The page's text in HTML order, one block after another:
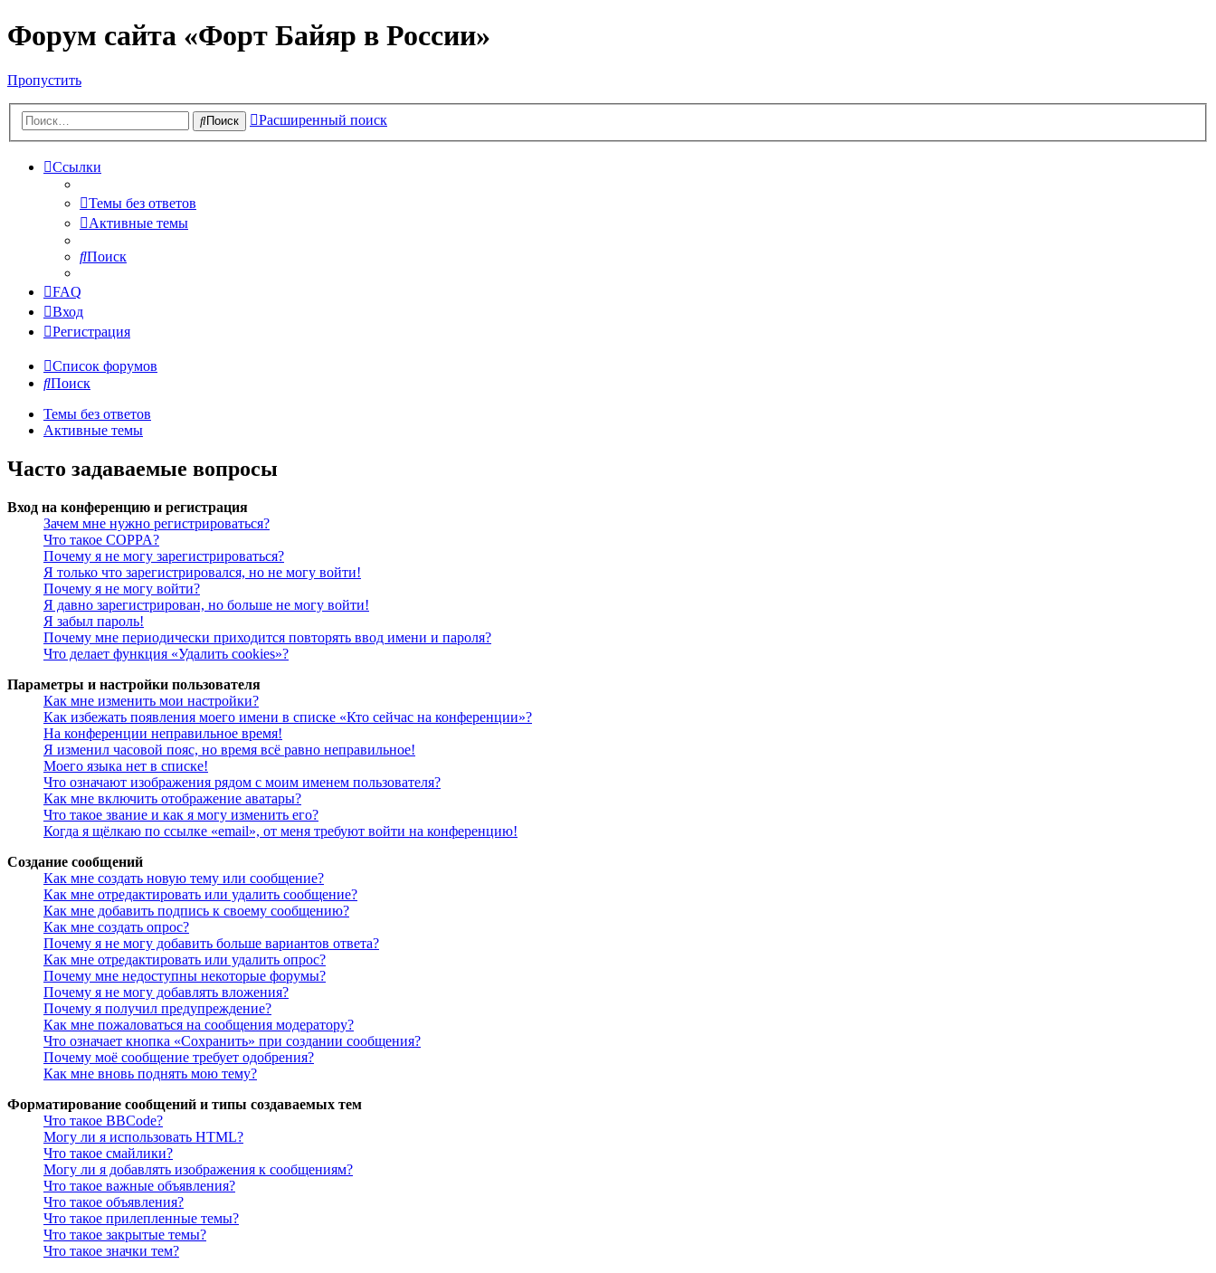
Форум сайта «Форт Байяр в России»
Пропустить
Поиск Расширенный поиск
Ссылки
Темы без ответов
Активные темы
Поиск
FAQ
Вход
Регистрация
Список форумов
Поиск
Темы без ответов
Активные темы
Часто задаваемые вопросы
Вход на конференцию и регистрация
Зачем мне нужно регистрироваться?
Что такое COPPA?
Почему я не могу зарегистрироваться?
Я только что зарегистрировался, но не могу войти!
Почему я не могу войти?
Я давно зарегистрирован, но больше не могу войти!
Я забыл пароль!
Почему мне периодически приходится повторять ввод имени и пароля?
Что делает функция «Удалить cookies»?
Параметры и настройки пользователя
Как мне изменить мои настройки?
Как избежать появления моего имени в списке «Кто сейчас на конференции»?
На конференции неправильное время!
Я изменил часовой пояс, но время всё равно неправильное!
Моего языка нет в списке!
Что означают изображения рядом с моим именем пользователя?
Как мне включить отображение аватары?
Что такое звание и как я могу изменить его?
Когда я щёлкаю по ссылке «email», от меня требуют войти на конференцию!
Создание сообщений
Как мне создать новую тему или сообщение?
Как мне отредактировать или удалить сообщение?
Как мне добавить подпись к своему сообщению?
Как мне создать опрос?
Почему я не могу добавить больше вариантов ответа?
Как мне отредактировать или удалить опрос?
Почему мне недоступны некоторые форумы?
Почему я не могу добавлять вложения?
Почему я получил предупреждение?
Как мне пожаловаться на сообщения модератору?
Что означает кнопка «Сохранить» при создании сообщения?
Почему моё сообщение требует одобрения?
Как мне вновь поднять мою тему?
Форматирование сообщений и типы создаваемых тем
Что такое BBCode?
Могу ли я использовать HTML?
Что такое смайлики?
Могу ли я добавлять изображения к сообщениям?
Что такое важные объявления?
Что такое объявления?
Что такое прилепленные темы?
Что такое закрытые темы?
Что такое значки тем?